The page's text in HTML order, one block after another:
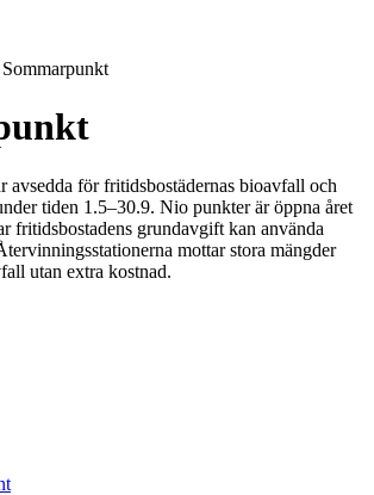
Sommarpunkt
avsedda för fritidsbostädernas bioavfall och
tiden 1.5–30.9. Nio punkter är öppna året
fritidsbostadens grundavgift kan använda
mottar stora mängder
utan extra kostnad.